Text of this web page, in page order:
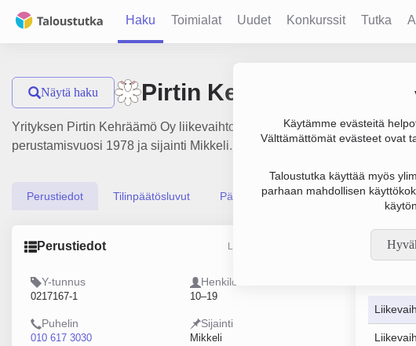
Haku Toimialat Uudet Konkurssit Tutka
Käytämme evästeitä
Välttämättömät evästeet ovat
Taloustutka käyttää myös
parhaan mahdollisen
Näytä haku Pirtin Kehräämö Oy
Yrityksen Pirtin Kehräämö Oy liikevaihto on 724 000 €, tulos -52 000 €
perustamisvuosi 1978 ja sijainti Mikkeli. Yrityksen yhtiömuoto
Perustiedot Tilinpäätösluvut Päättäjätiedot
Perustiedot Lähde: YTJ, PRH, Traficom
Y-tunnus
0217167-1
Henkilöstömäärä
10–19
Puhelin
010 617 3030
Sijainti
Mikkeli